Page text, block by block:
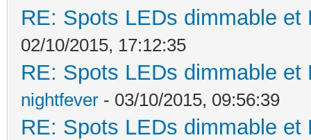
RE: Spots LEDs dimmable
02/10/2015, 17:12:35
RE: Spots LEDs dimmable
nightfever - 03/10/2015, 09:56:39
RE: Spots LEDs dimmable